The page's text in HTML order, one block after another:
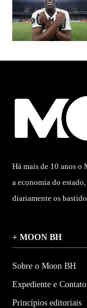
Há mais de 10 anos
a economia do
diariamente os
+ MOON BH
Sobre o Moon BH
Expediente e Contato
Princípios editoriais